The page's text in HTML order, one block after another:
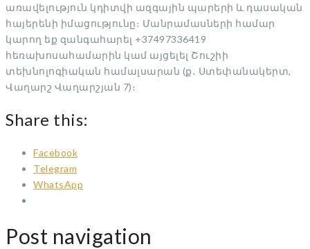
առավելություն կդիտվի ազգային պարերի և դասական
հայերենի իմացությունը։ Մանրամասների համար
կարող եք զանգահարել +37497336419
հեռախոսահամարին կամ այցելել Շուշիի
տեխնոլոգիական համալսարան (ք․ Ստեփանակերտ,
Վաղարշ Վաղարշյան 7)։
Share this:
Facebook
Telegram
WhatsApp
Post navigation